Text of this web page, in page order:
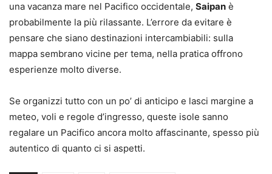
una vacanza mare nel Pacifico occidentale, Saipan è
probabilmente la più rilassante. L’errore da evitare è
pensare che siano destinazioni intercambiabili: sulla
mappa sembrano vicine per tema, nella pratica offrono
esperienze molto diverse.
Se organizzi tutto con un po’ di anticipo e lasci margine a
meteo, voli e regole d’ingresso, queste isole sanno
regalare un Pacifico ancora molto affascinante, spesso più
autentico di quanto ci si aspetti.